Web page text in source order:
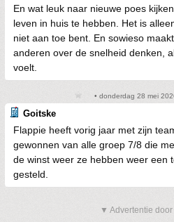
En wat leuk naar nieuwe poes
leven in huis te hebben. Het is
niet aan toe bent. En sowieso
anderen over de snelheid denken,
voelt.
• donderdag 28 mei
Goitske
Flappie heeft vorig jaar met zijn
gewonnen van alle groep 7/8 die
de winst weer ze hebben weer een
gesteld.
▼ Advertentie